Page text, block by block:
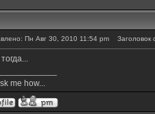
Пн Авг 30, 2010 11:54 pm Заголовок
me how...